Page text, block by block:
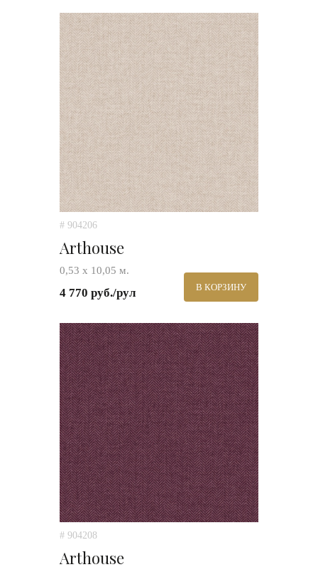
# 904206
Arthouse
0,53 х 10,05 м.
4 770 руб./рул В КОРЗИНУ
# 904208
Arthouse